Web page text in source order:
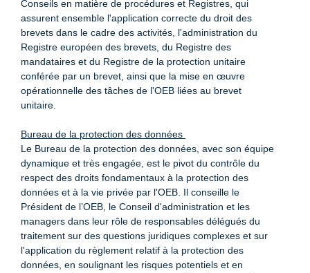
Conseils en matière de procédures et Registres, qui
assurent ensemble l'application correcte du droit des
brevets dans le cadre des activités, l'administration du
Registre européen des brevets, du Registre des
mandataires et du Registre de la protection unitaire
conférée par un brevet, ainsi que la mise en œuvre
opérationnelle des tâches de l'OEB liées au brevet
unitaire.
Bureau de la protection des données
Le Bureau de la protection des données, avec son équipe
dynamique et très engagée, est le pivot du contrôle du
respect des droits fondamentaux à la protection des
données et à la vie privée par l'OEB. Il conseille le
Président de l’OEB, le Conseil d'administration et les
managers dans leur rôle de responsables délégués du
traitement sur des questions juridiques complexes et sur
l'application du règlement relatif à la protection des
données, en soulignant les risques potentiels et en